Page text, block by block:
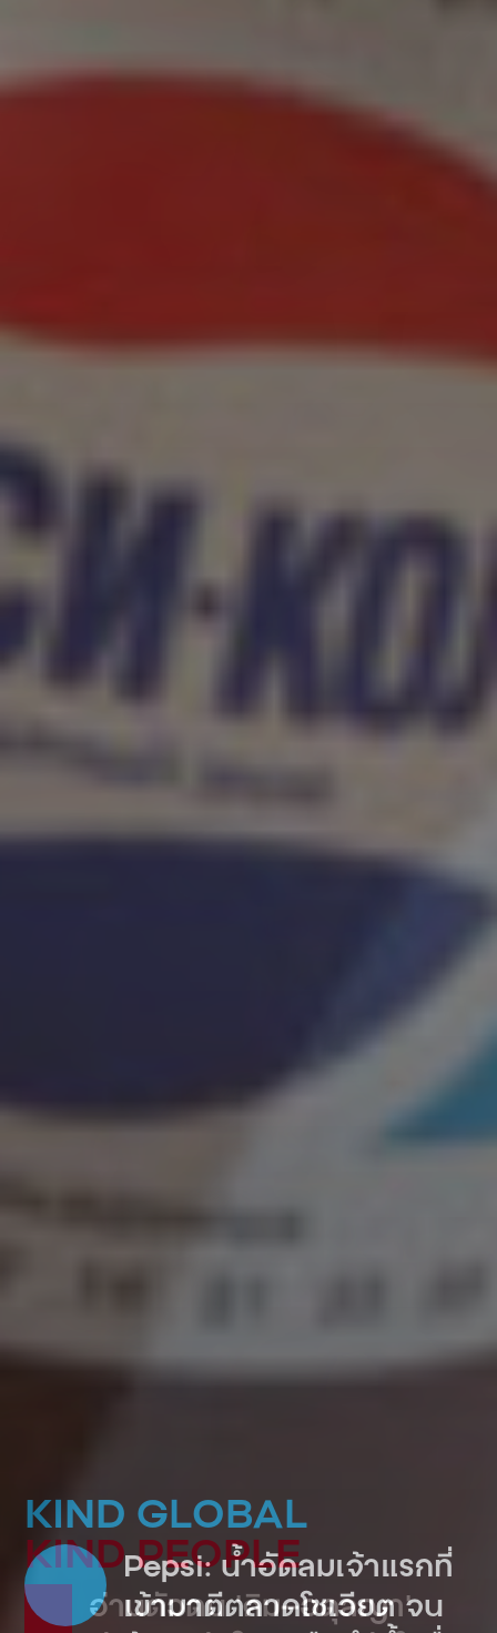
KIND GLOBAL
Pepsi: น้ำอัดลมเจ้าแรกที่
เข้ามาตีตลาดโซเวียต จน